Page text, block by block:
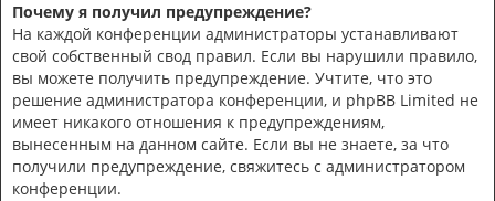
Почему я получил предупреждение?
На каждой конференции администраторы устанавливают
свой собственный свод правил. Если вы нарушили правило,
вы можете получить предупреждение. Учтите, что это
решение администратора конференции, и phpBB Limited не
имеет никакого отношения к предупреждениям,
вынесенным на данном сайте. Если вы не знаете, за что
получили предупреждение, свяжитесь с администратором
конференции.